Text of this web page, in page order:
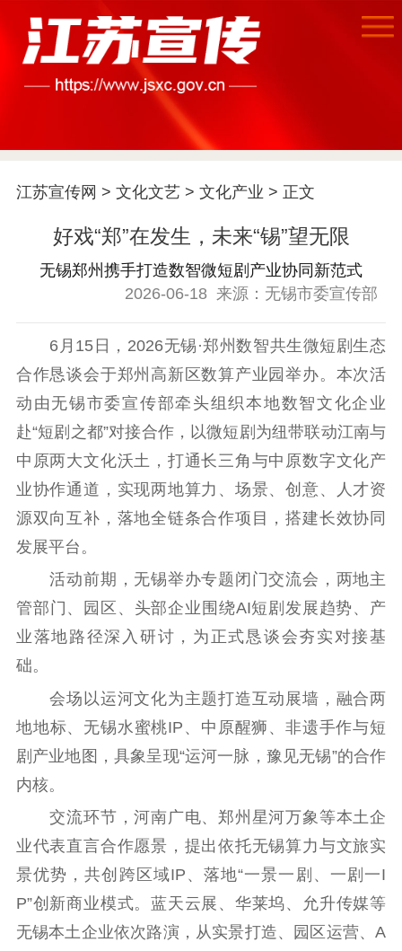
首页
江苏要闻
公示公告
通知公告 信息公开制度
信息公开指南
信息公开年度报
告
政策法规
工作动态
理论武装
理论学习 宣传宣讲 研究阐释
社科强省 工作通知
成果集萃
江苏文脉
资料下载
主题宣传 对外宣传
新闻发布
记者之家
品牌栏目
精品生产 文化惠民
文化传承
文化交流
体制改革
文化产业
紫金文化艺术节
品牌活动 紫艺舞台
精神文明
江苏宣传网 > 文化文艺> 文化产业 > 正文
好戏“郑”在发生，未来“锡”望无限
无锡郑州携手打造数智微短剧产业协同新范式
2026-06-18 来源：无锡市委宣传部
6月15日，2026无锡·郑州数智共生微短剧生态
合作恳谈会于郑州高新区数算产业园举办。本次活
动由无锡市委宣传部牵头组织本地数智文化企业
赴“短剧之都”对接合作，以微短剧为纽带联动江南与
中原两大文化沃土，打通长三角与中原数字文化产
业协作通道，实现两地算力、场景、创意、人才资
源双向互补，落地全链条合作项目，搭建长效协同
发展平台。
活动前期，无锡举办专题闭门交流会，两地主
管部门、园区、头部企业围绕AI短剧发展趋势、产
业落地路径深入研讨，为正式恳谈会夯实对接基
础。
会场以运河文化为主题打造互动展墙，融合两
地地标、无锡水蜜桃IP、中原醒狮、非遗手作与短
剧产业地图，具象呈现“运河一脉，豫见无锡”的合作
内核。
交流环节，河南广电、郑州星河万象等本土企
业代表直言合作愿景，提出依托无锡算力与文旅实
景优势，共创跨区域IP、落地“一景一剧、一剧一I
P”创新商业模式。蓝天云展、华莱坞、允升传媒等
无锡本土企业依次路演，从实景打造、园区运营、A